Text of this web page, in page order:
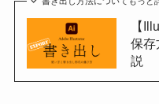
【
保存
説